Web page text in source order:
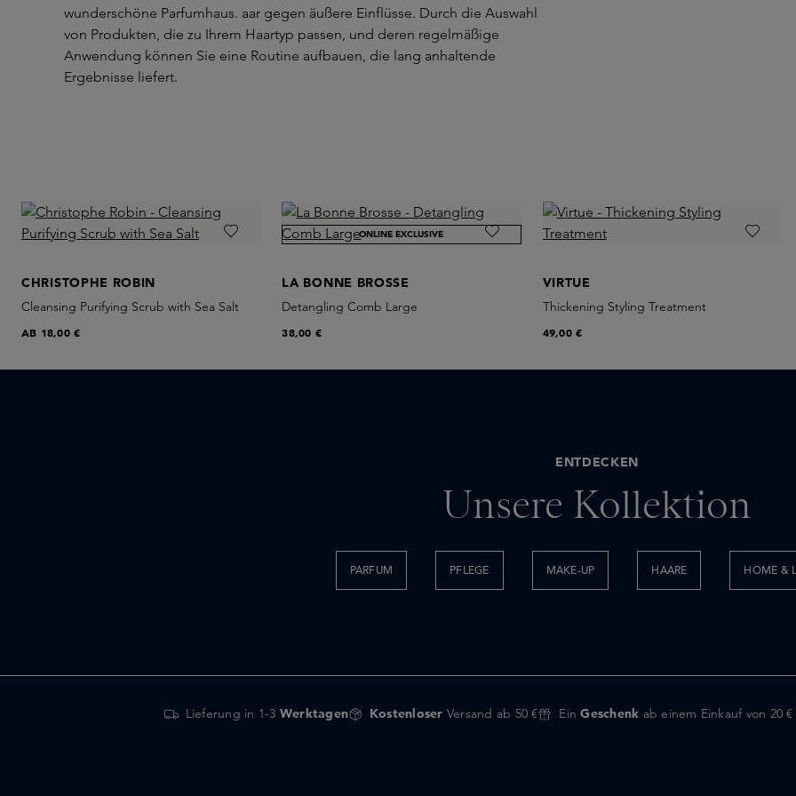
wunderschöne Parfumhaus. aar gegen äußere Einflüsse. Durch die Auswahl
von Produkten, die zu Ihrem Haartyp passen, und deren regelmäßige
Anwendung können Sie eine Routine aufbauen, die lang anhaltende
Ergebnisse liefert.
CHRISTOPHE ROBIN
Cleansing Purifying Scrub with Sea Salt
AB 18,00 €
ONLINE EXCLUSIVE
LA BONNE BROSSE
Detangling Comb Large
38,00 €
VIRTUE
Thickening Styling Treatment
49,00 €
ENTDECKEN
Unsere Kollektion
PARFUM PFLEGE MAKE-UP HAARE HOME &
Lieferung in 1-3 Werktagen Kostenloser Versand ab 50 € EinGeschenk ab einem Einkauf von 20 €